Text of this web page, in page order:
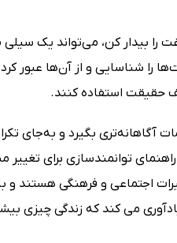
را بیدار کن، می‌تواند یک
را شناسایی و از آن‌ها عبور
حقیقت استفاده کنند.
آگاهانه‌تری بگیرد و به‌جای
توانمندسازی برای تغییر
اجتماعی و فرهنگی هستند و
می کند که زندگی چیزی